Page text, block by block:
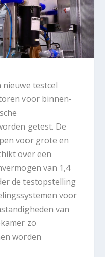
testcel
voor binnen-
getest. De
voor grote en
over een
van 1,4
de testopstelling
voor
van
zo
worden